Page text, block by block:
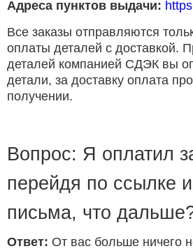
Адреса пунктов выдачи:
Все заказы отправляются
оплаты деталей с доставкой.
деталей компанией СДЭК вы
детали, за доставку оплата
получении.
Вопрос: Я оплатил
перейдя по ссылке
письма, что
Ответ: От вас больше ничего